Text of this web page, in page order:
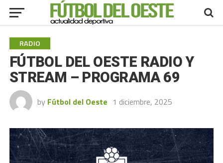
RADIO
FÚTBOL DEL OESTE RADIO Y
STREAM – PROGRAMA 69
by Fútbol del Oeste 1 diciembre, 2025